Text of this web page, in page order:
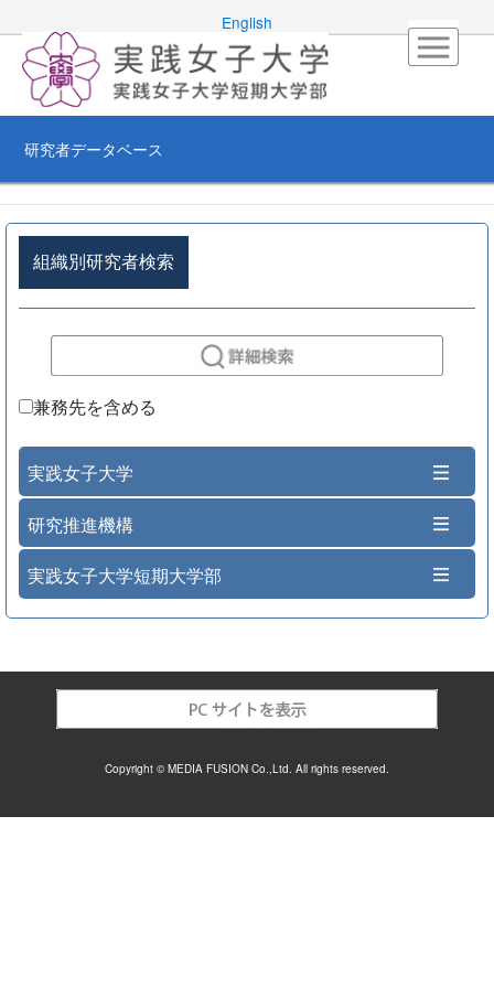
English
研究者データベース
組織別研究者検索
兼務先を含める
実践女子大学
研究推進機構
実践女子大学短期大学部
Copyright © MEDIA FUSION Co.,Ltd. All rights reserved.